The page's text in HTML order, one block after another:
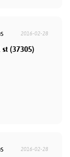
2016-02-28
(37305)
2016-02-28